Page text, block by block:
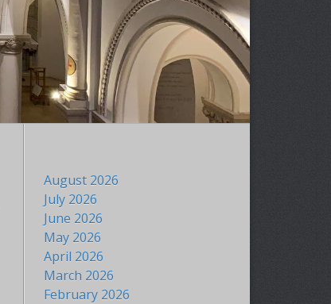
August 2026
July 2026
June 2026
May 2026
April 2026
March 2026
February 2026